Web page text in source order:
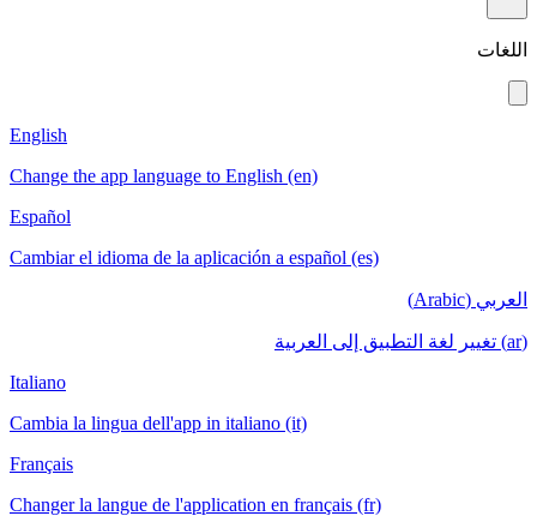
Change the app language to English (en)
Cambiar el idioma de la aplicación a español (es)
Cambia la lingua dell'app in italiano (it)
Changer la langue de l'application en français (fr)